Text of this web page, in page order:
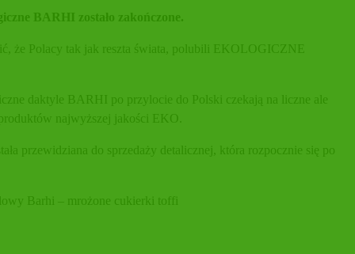
BARHI zostało zakończone.
że Polacy tak jak reszta świata, polubili EKOLOGICZNE
daktyle BARHI po przylocie do Polski czekają na liczne ale
najwyższej jakości EKO.
przewidziana do sprzedaży detalicznej, która rozpocznie się po
Barhi – mrożone cukierki toffi